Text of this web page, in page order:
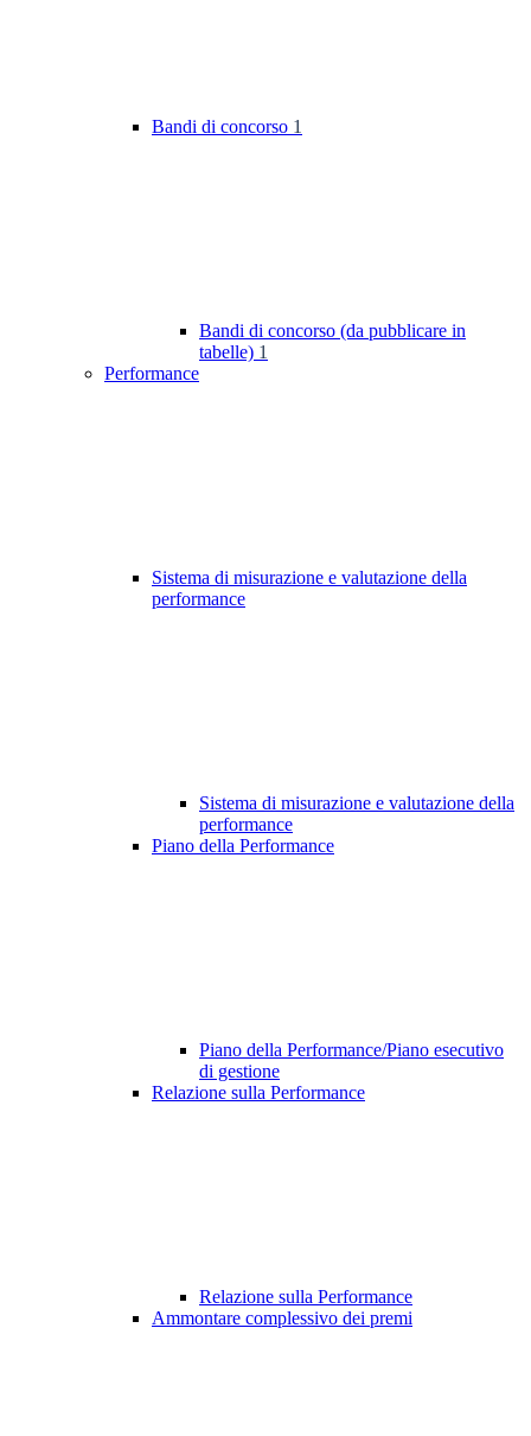
Bandi di concorso 1
Bandi di concorso (da pubblicare in
tabelle) 1
Performance
Sistema di misurazione e valutazione della
performance
Sistema di misurazione e valutazione della
performance
Piano della Performance
Piano della Performance/Piano esecutivo
di gestione
Relazione sulla Performance
Relazione sulla Performance
Ammontare complessivo dei premi